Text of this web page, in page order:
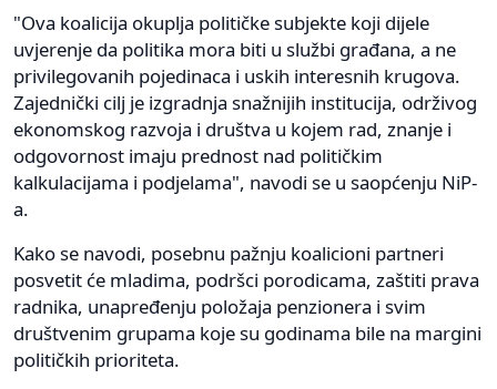
"Ova koalicija okuplja političke subjekte koji dijele
uvjerenje da politika mora biti u službi građana, a ne
privilegovanih pojedinaca i uskih interesnih krugova.
Zajednički cilj je izgradnja snažnijih institucija, održivog
ekonomskog razvoja i društva u kojem rad, znanje i
odgovornost imaju prednost nad političkim
kalkulacijama i podjelama", navodi se u saopćenju NiP-
a.
Kako se navodi, posebnu pažnju koalicioni partneri
posvetit će mladima, podršci porodicama, zaštiti prava
radnika, unapređenju položaja penzionera i svim
društvenim grupama koje su godinama bile na margini
političkih prioriteta.